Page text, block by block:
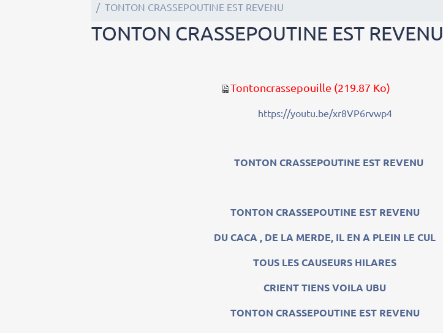
TONTON CRASSEPOUTINE EST REVENU
TONTON CRASSEPOUTINE EST REVENU
Tontoncrassepouille (219.87 Ko)
https://youtu.be/xr8VP6rvwp4
TONTON CRASSEPOUTINE EST REVENU
TONTON CRASSEPOUTINE EST REVENU
DU CACA , DE LA MERDE, IL EN A PLEIN LE CUL
TOUS LES CAUSEURS HILARES
CRIENT TIENS VOILA UBU
TONTON CRASSEPOUTINE EST REVENU